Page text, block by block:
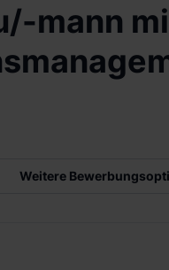
mann
Weitere